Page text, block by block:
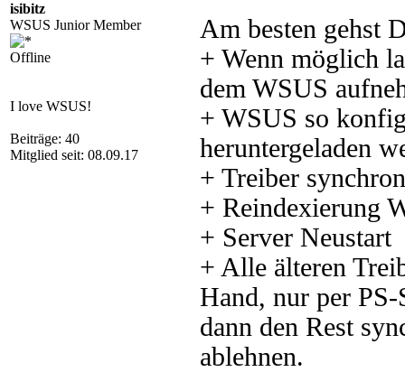
isibitz
WSUS Junior Member
Offline
I love WSUS!
Beiträge: 40
Mitglied seit: 08.09.17
Am besten gehst
+ Wenn möglich
dem WSUS
+ WSUS so
heruntergeladen
+ Treiber
+ Reindexierung
+ Server Neustart
+ Alle älteren
Hand, nur per
dann den Rest
ablehnen.